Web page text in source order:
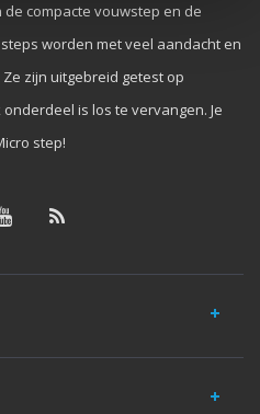
compacte vouwstep en de
worden met veel aandacht en
zijn uitgebreid getest op
is los te vervangen. Je
step!